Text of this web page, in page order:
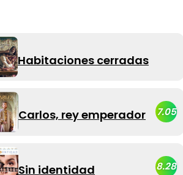
Habitaciones cerradas
Carlos, rey emperador 7.05
Sin identidad 8.28